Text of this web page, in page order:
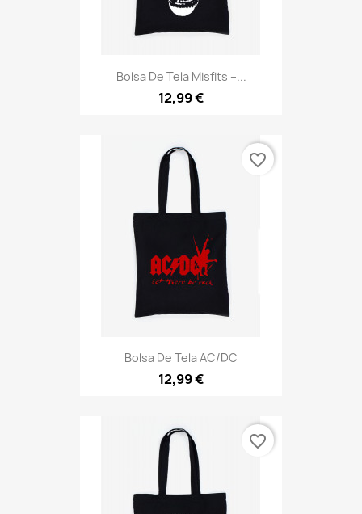
Bolsa De Tela Misfits –...
12,99 €
Bolsa De Tela AC/DC
12,99 €
favorite_border
favorite_border